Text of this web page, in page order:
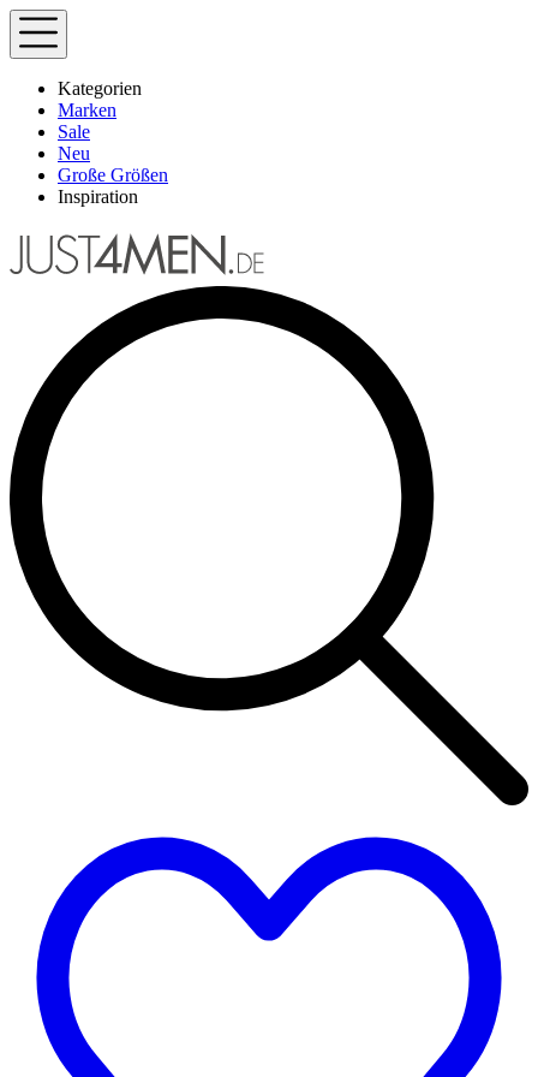
Kategorien
Marken
Sale
Neu
Große Größen
Inspiration